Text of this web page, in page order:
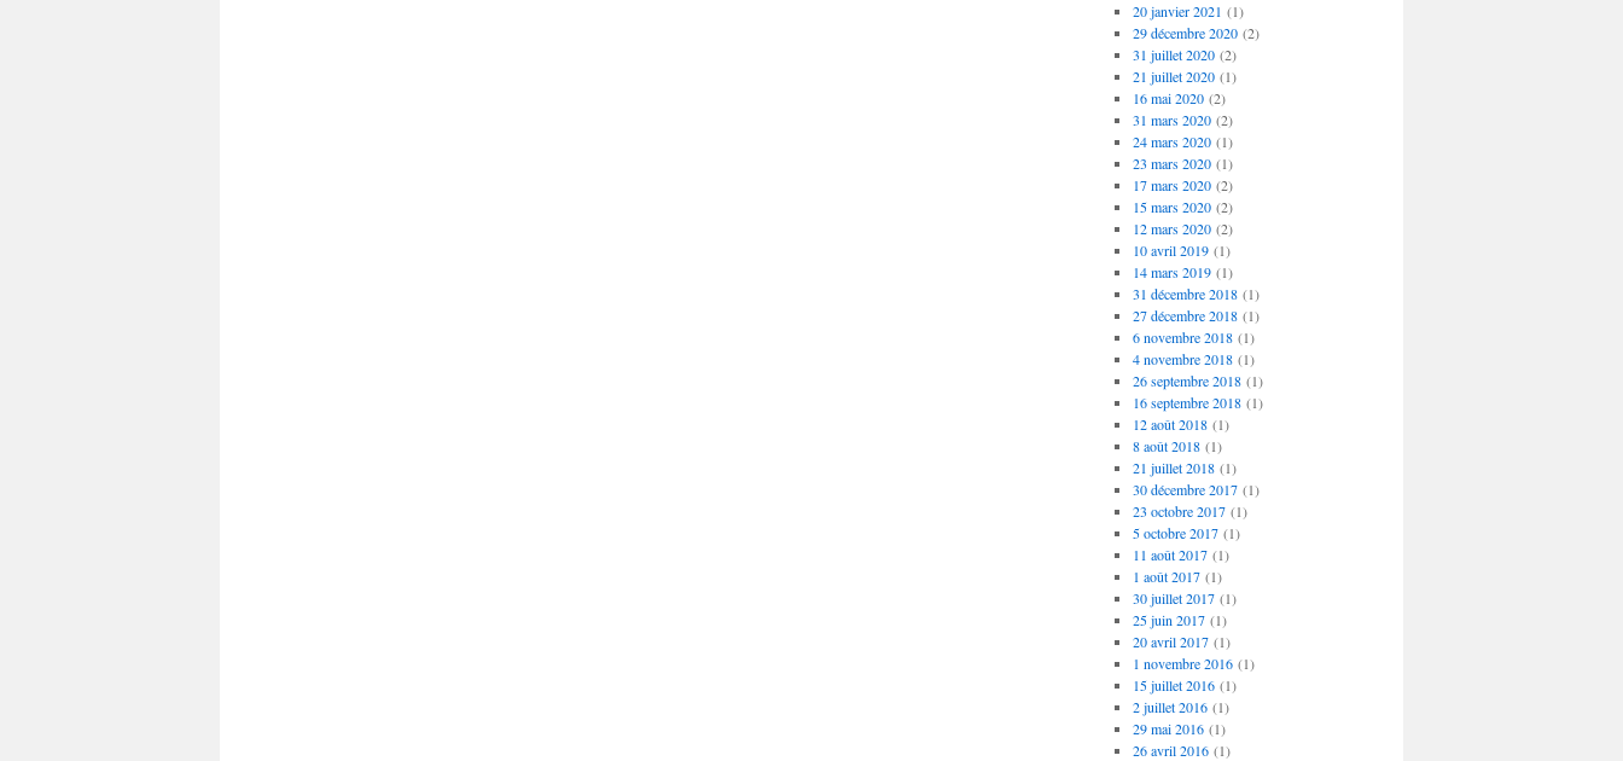
20 janvier 2021 (1)
29 décembre 2020(2)
31 juillet 2020(2)
21 juillet 2020(1)
16 mai 2020(2)
31 mars 2020(2)
24 mars 2020(1)
23 mars 2020(1)
17 mars 2020(2)
15 mars 2020(2)
12 mars 2020(2)
10 avril 2019(1)
14 mars 2019(1)
31 décembre 2018(1)
27 décembre 2018(1)
6 novembre 2018(1)
4 novembre 2018(1)
26 septembre 2018(1)
16 septembre 2018(1)
12 août 2018(1)
8 août 2018(1)
21 juillet 2018(1)
30 décembre 2017(1)
23 octobre 2017(1)
5 octobre 2017(1)
11 août 2017(1)
1 août 2017(1)
30 juillet 2017(1)
25 juin 2017(1)
20 avril 2017(1)
1 novembre 2016(1)
15 juillet 2016(1)
2 juillet 2016(1)
29 mai 2016(1)
26 avril 2016(1)